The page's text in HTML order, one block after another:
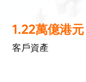
1.22萬億港元
客戶資產